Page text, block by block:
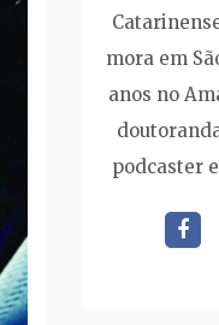
mora em
anos no
podcaster